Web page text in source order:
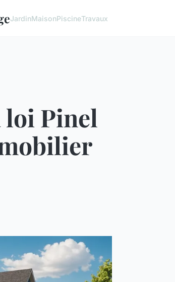
JardinMaisonPiscineTravaux
Pinel